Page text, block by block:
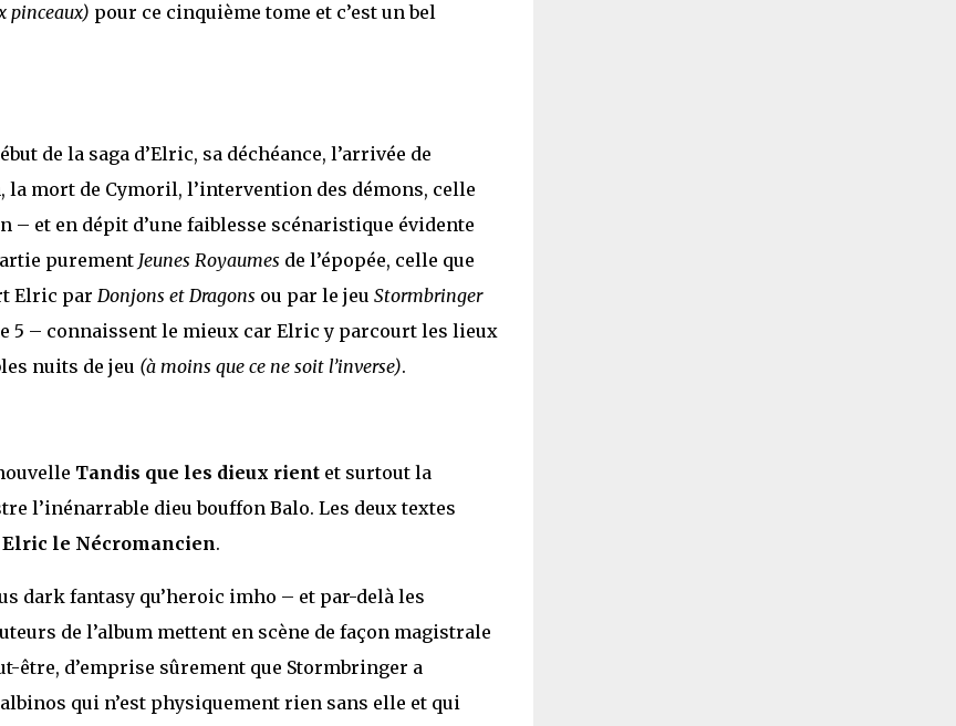
pinceaux) pour ce cinquième tome et c’est un bel
de la saga d’Elric, sa déchéance, l’arrivée de
mort de Cymoril, l’intervention des démons, celle
– et en dépit d’une faiblesse scénaristique évidente
purement Jeunes Royaumes de l’épopée, celle que
Elric par Donjons et Dragons ou par le jeu Stormbringer
5 – connaissent le mieux car Elric y parcourt les lieux
nuits de jeu (à moins que ce ne soit l’inverse).
Tandis que les dieux rientet surtout la
l’inénarrable dieu bouffon Balo. Les deux textes
Elric le Nécromancien.
dark fantasy qu’heroic imho – et par-delà les
de l’album mettent en scène de façon magistrale
être, d’emprise sûrement que Stormbringer a
qui n’est physiquement rien sans elle et qui